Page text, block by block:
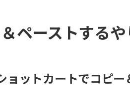
ペーストする
ョットカートでコピー